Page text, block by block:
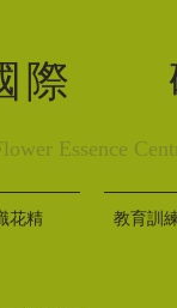
際
Essence
花精 教育訓